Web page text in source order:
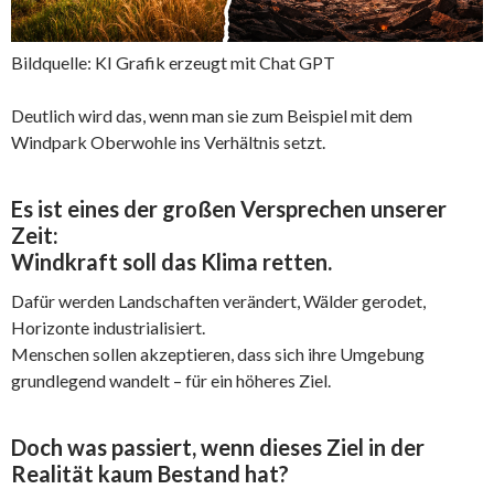
Bildquelle: KI Grafik erzeugt mit Chat GPT
Deutlich wird das, wenn man sie zum Beispiel mit dem
Windpark Oberwohle ins Verhältnis setzt.
Es ist eines der großen Versprechen unserer
Zeit:
Windkraft soll das Klima retten.
Dafür werden Landschaften verändert, Wälder gerodet,
Horizonte industrialisiert.
Menschen sollen akzeptieren, dass sich ihre Umgebung
grundlegend wandelt – für ein höheres Ziel.
Doch was passiert, wenn dieses Ziel in der
Realität kaum Bestand hat?